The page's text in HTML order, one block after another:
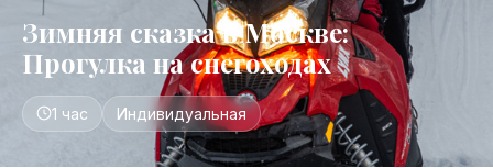
Зимняя сказка в Москве:
Прогулка на снегоходах
1 час Индивидуальная